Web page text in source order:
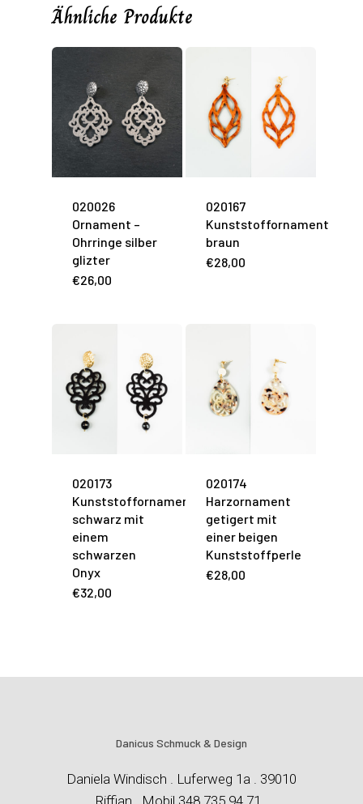
Ähnliche Produkte
020026
Ornament –
Ohrringe silber
glizter
€26,00
020167
Kunststoffornament
braun
€28,00
020173
Kunststoffornament
schwarz mit
einem
schwarzen
Onyx
€32,00
020174
Harzornament
getigert mit
einer beigen
Kunststoffperle
€28,00
Danicus Schmuck & Design
Daniela Windisch . Luferweg 1a . 39010
Riffian . Mobil 348 735 94 71 .